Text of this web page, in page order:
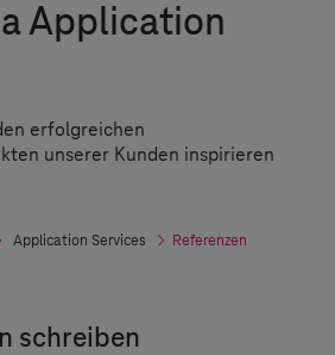
Application
erfolgreichen
unserer Kunden inspirieren
Application Services Referenzen
schreiben